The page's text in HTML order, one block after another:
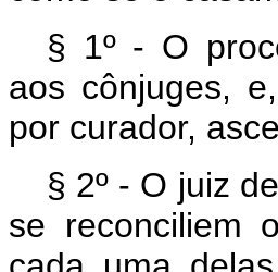
§ 1º - O
aos cônjuges,
por curador,
§ 2º - O juiz
se reconciliem